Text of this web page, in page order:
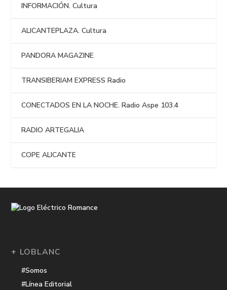
INFORMACIÓN. Cultura
ALICANTEPLAZA. Cultura
PANDORA MAGAZINE
TRANSIBERIAM EXPRESS Radio
CONECTADOS EN LA NOCHE. Radio Aspe 103.4
RADIO ARTEGALIA
COPE ALICANTE
+ LOBLANC
#Somos
#Línea Editorial